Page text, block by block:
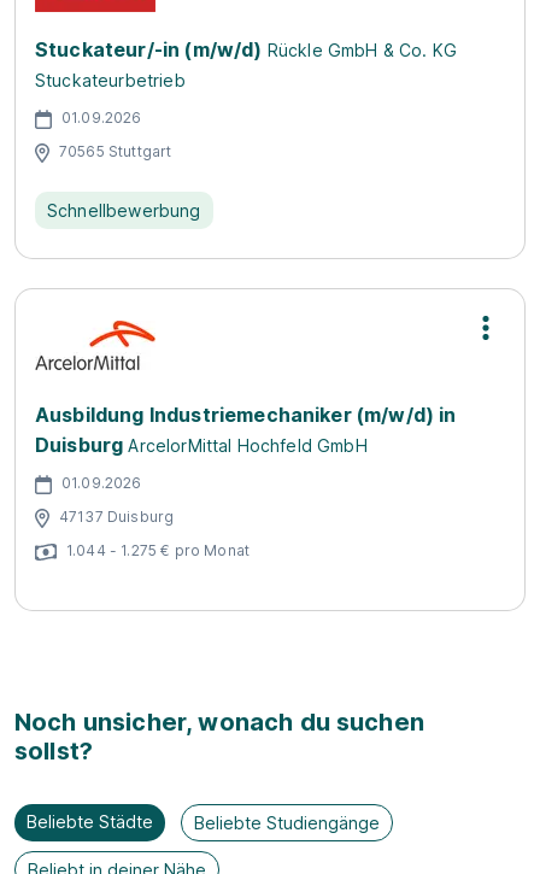
Stuckateur/-in (m/w/d) Rückle GmbH & Co. KG
Stuckateurbetrieb
01.09.2026
70565 Stuttgart
Schnellbewerbung
Ausbildung Industriemechaniker (m/w/d) in
Duisburg ArcelorMittal Hochfeld GmbH
01.09.2026
47137 Duisburg
1.044 - 1.275 € pro Monat
Noch unsicher, wonach du suchen
sollst?
Beliebte Städte Beliebte Studiengänge
Beliebt in deiner Nähe